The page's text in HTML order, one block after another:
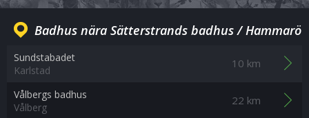
Badhus nära Sätterstrands badhus / Hammarö
Sundstabadet
Karlstad
10 km
Vålbergs badhus
Vålberg
22 km